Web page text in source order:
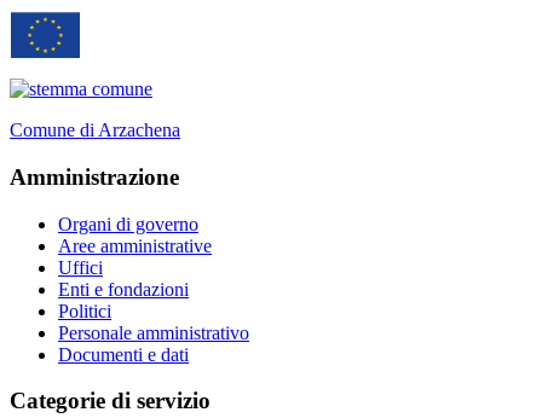
Comune di Arzachena
Amministrazione
Organi di governo
Aree amministrative
Uffici
Enti e fondazioni
Politici
Personale amministrativo
Documenti e dati
Categorie di servizio